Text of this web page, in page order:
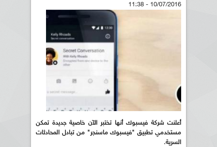
10/07/2016 - 11:38
أعلنت شركة فيسبوك أنها تختبر الآن خاصية جديدة تمكن
مستخدمي تطبيق "فيسبوك ماسنجر" من تبادل المحادثات
السرية.